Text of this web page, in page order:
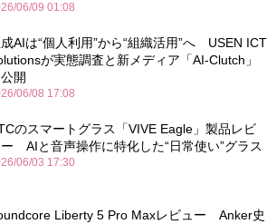
06/09 01:08
AIは“個人利用”から“組織活用”へ USEN ICT
が実態調査と新メディア「AI-Clutch」
開
06/08 17:08
のスマートグラス「VIVE Eagle」製品レビ
ー AIと音声操作に特化した“日常使い”グラス
06/03 17:30
Liberty 5 Pro Maxレビュー Anker史